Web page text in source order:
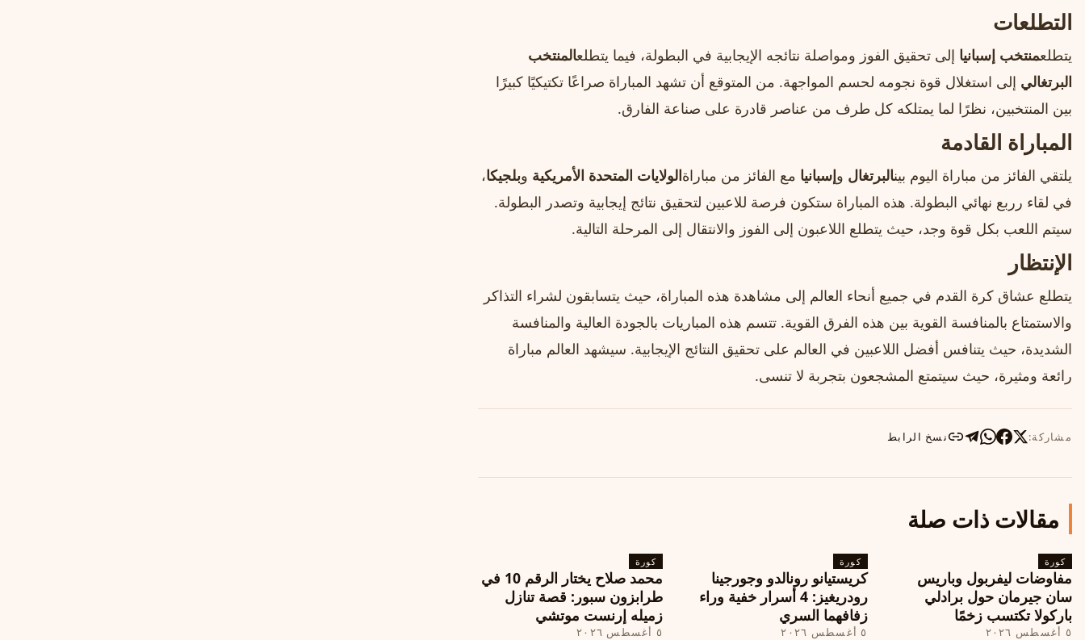
التطلعات
يتطلعمنتخب إسبانيا إلى تحقيق الفوز ومواصلة نتائجه الإيجابية في البطولة، فيما يتطلعالمنتخب
البرتغالي إلى استغلال قوة نجومه لحسم المواجهة. من المتوقع أن تشهد المباراة صراعًا تكتيكيًا كبيرًا
بين المنتخبين، نظرًا لما يمتلكه كل طرف من عناصر قادرة على صناعة الفارق.
المباراة القادمة
يلتقي الفائز من مباراة اليوم بينالبرتغال وإسبانيا مع الفائز من مباراةالولايات المتحدة الأمريكية وبلجيكا،
في لقاء رربع نهائي البطولة. هذه المباراة ستكون فرصة للاعبين لتحقيق نتائج إيجابية وتصدر البطولة.
سيتم اللعب بكل قوة وجد، حيث يتطلع اللاعبون إلى الفوز والانتقال إلى المرحلة التالية.
الإنتظار
يتطلع عشاق كرة القدم في جميع أنحاء العالم إلى مشاهدة هذه المباراة، حيث يتسابقون لشراء التذاكر
والاستمتاع بالمنافسة القوية بين هذه الفرق القوية. تتسم هذه المباريات بالجودة العالية والمنافسة
الشديدة، حيث يتنافس أفضل اللاعبين في العالم على تحقيق النتائج الإيجابية. سيشهد العالم مباراة
رائعة ومثيرة، حيث سيتمتع المشجعون بتجربة لا تنسى.
مشاركة: نسخ الرابط
مقالات ذات صلة
كورة
مفاوضات ليفربول وباريس
سان جيرمان حول برادلي
باركولا تكتسب زخمًا
٥ أغسطس ٢٠٢٦
كورة
كريستيانو رونالدو وجورجينا
رودريغيز: 4 أسرار خفية وراء
زفافهما السري
٥ أغسطس ٢٠٢٦
كورة
محمد صلاح يختار الرقم 10 في
طرابزون سبور: قصة تنازل
زميله إرنست موتشي
٥ أغسطس ٢٠٢٦